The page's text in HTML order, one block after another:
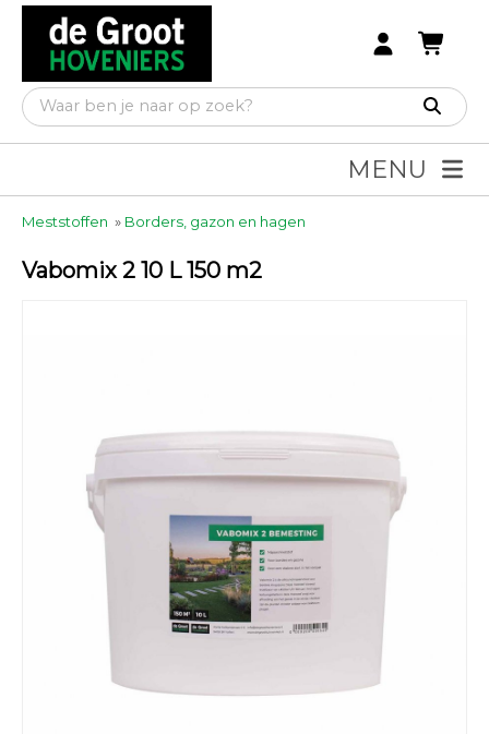
MENU
Meststoffen » Borders, gazon en hagen
Vabomix 2 10 L 150 m2